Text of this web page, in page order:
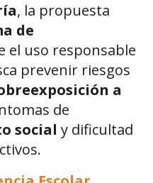
, la propuesta
de
el uso responsable
prevenir riesgos
a
de
social y dificultad